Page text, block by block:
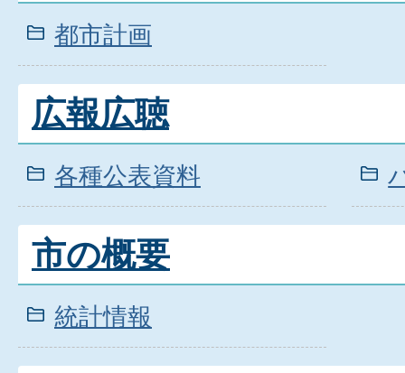
都市計画
広報広聴
各種公表資料
市の概要
統計情報